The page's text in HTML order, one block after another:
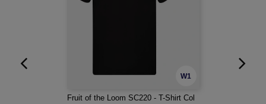
W1
Fruit of the Loom SC220 - T-Shirt Col